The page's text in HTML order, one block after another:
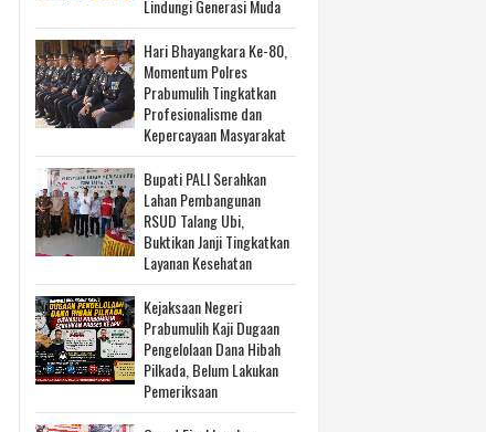
Lindungi Generasi Muda
Hari Bhayangkara Ke-80,
Momentum Polres
Prabumulih Tingkatkan
Profesionalisme dan
Kepercayaan Masyarakat
Bupati PALI Serahkan
Lahan Pembangunan
RSUD Talang Ubi,
Buktikan Janji Tingkatkan
Layanan Kesehatan
Kejaksaan Negeri
Prabumulih Kaji Dugaan
Pengelolaan Dana Hibah
Pilkada, Belum Lakukan
Pemeriksaan